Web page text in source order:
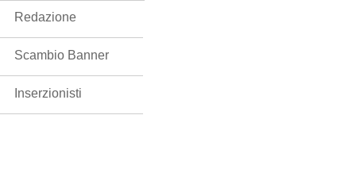
Redazione
Scambio Banner
Inserzionisti